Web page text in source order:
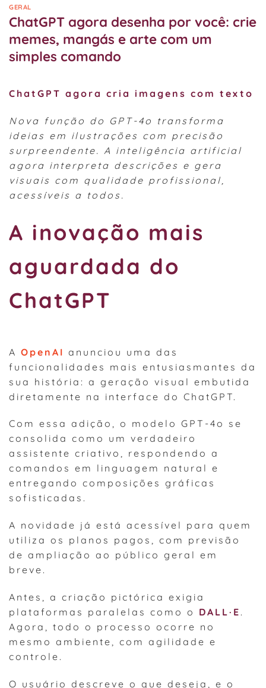
GERAL
ChatGPT agora desenha por você: crie
memes, mangás e arte com um
simples comando
ChatGPT agora cria imagens com texto
Nova função do GPT-4o transforma
ideias em ilustrações com precisão
surpreendente. A inteligência artificial
agora interpreta descrições e gera
visuais com qualidade profissional,
acessíveis a todos.
A inovação mais
aguardada do
ChatGPT
A OpenAI anunciou uma das
funcionalidades mais entusiasmantes da
sua história: a geração visual embutida
diretamente na interface do ChatGPT.
Com essa adição, o modelo GPT-4o se
consolida como um verdadeiro
assistente criativo, respondendo a
comandos em linguagem natural e
entregando composições gráficas
sofisticadas.
A novidade já está acessível para quem
utiliza os planos pagos, com previsão
de ampliação ao público geral em
breve.
Antes, a criação pictórica exigia
plataformas paralelas como o DALL·E .
Agora, todo o processo ocorre no
mesmo ambiente, com agilidade e
controle.
O usuário descreve o que deseja, e o